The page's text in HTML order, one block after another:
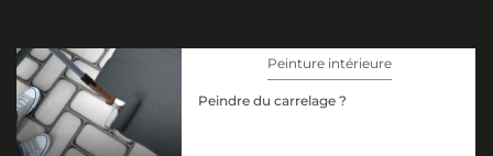
Peinture intérieure
Peindre du carrelage ?